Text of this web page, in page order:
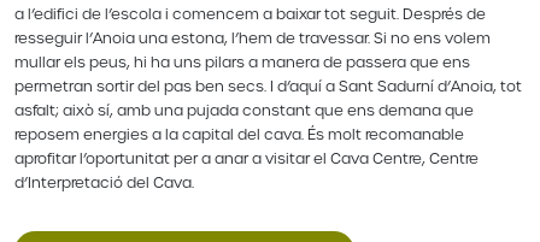
a l’edifici de l’escola i comencem a baixar tot seguit. Després de
resseguir l’Anoia una estona, l’hem de travessar. Si no ens volem
mullar els peus, hi ha uns pilars a manera de passera que ens
permetran sortir del pas ben secs. I d’aquí a Sant Sadurní d’Anoia, tot
asfalt; això sí, amb una pujada constant que ens demana que
reposem energies a la capital del cava. És molt recomanable
aprofitar l’oportunitat per a anar a visitar el Cava Centre, Centre
d’Interpretació del Cava.